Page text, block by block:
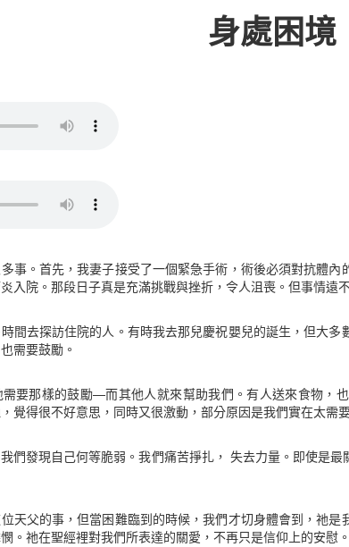
身處困境
事。首先，我妻子接受了一個緊急手術，術後必須對抗體
入院。那段日子真是充滿挑戰與挫折，令人沮喪。但事情遠
間去探訪住院的人。有時我去那兒慶祝嬰兒的誕生，但大
需要鼓勵。
要那樣的鼓勵—而其他人就來幫助我們。有人送來食物，
覺得很不好意思，同時又很激動，部分原因是我們實在太需
們發現自己何等脆弱。我們痛苦掙扎， 失去力量。即使是
天父的事，但當困難臨到的時候，我們才切身體會到，祂
。祂在聖經裡對我們所表達的關愛，不再只是信仰上的安慰